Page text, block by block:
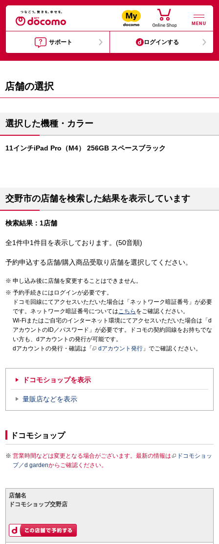
MENU
サポート ログインする
店舗の選択
選択した機種・カラー
11インチiPad Pro（M4） 256GB スペースブラック
交野市の店舗を検索した結果を表示しています
検索結果：1店舗
全1件中1件目を表示しております。(50音順)
予約申込する店舗/購入商品受取り店舗を選択してください。
申し込み後に店舗を変更することはできません。
予約手続きにはログインが必要です。
ドコモ回線にてアクセスいただいた場合は「ネットワーク暗証番号」が必要
です。ネットワーク暗証番号についてはこちら をご確認ください。
Wi-Fiまたはご自宅のインターネット環境にてアクセスいただいた場合は「d
アカウントのID／パスワード」が必要です。ドコモの契約回線をお持ちでな
い方も、dアカウントの発行が可能です。
dアカウントの発行・確認は「
dアカウント発行 」でご確認ください。
ドコモショップを表示
量販店などを表示
ドコモショップ
営業時間などは変更となる場合がございます。最新の情報は
ドコモショッ
プ／d gardenからご確認ください。
店舗名
ドコモショップ交野店